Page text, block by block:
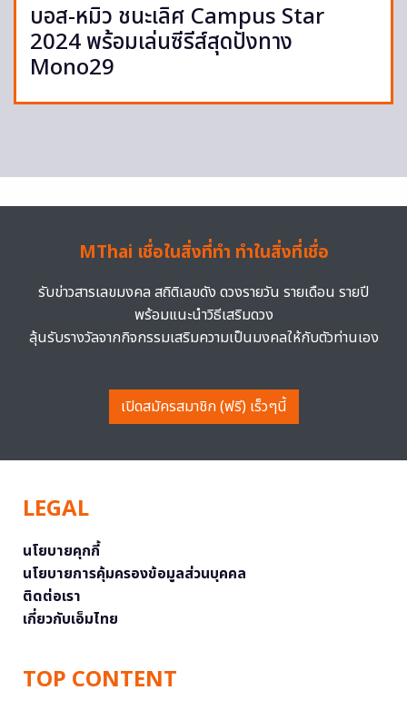
บอส-หมิว ชนะเลิศ Campus Star
2024 พร้อมเล่นซีรีส์สุดปังทาง
Mono29
MThai เชื่อในสิ่งที่ทำ ทำในสิ่งที่เชื่อ
รับข่าวสารเลขมงคล สถิติเลขดัง ดวงรายวัน รายเดือน รายปี
พร้อมแนะนำวิธีเสริมดวง
ลุ้นรับรางวัลจากกิจกรรมเสริมความเป็นมงคลให้กับตัวท่านเอง
เปิดสมัครสมาชิก (ฟรี) เร็วๆนี้
LEGAL
นโยบายคุกกี้
นโยบายการคุ้มครองข้อมูลส่วนบุคคล
ติดต่อเรา
เกี่ยวกับเอ็มไทย
TOP CONTENT